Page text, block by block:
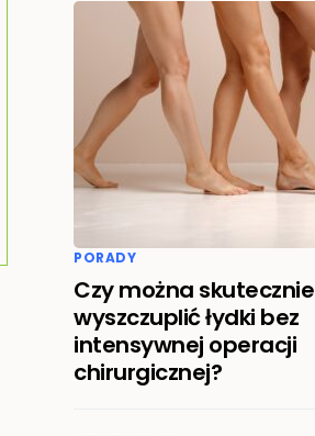
PORADY
Czy można skutecznie
wyszczuplić łydki bez
intensywnej operacji
chirurgicznej?